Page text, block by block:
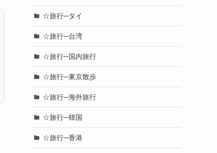
☆旅行─タイ
☆旅行─台湾
☆旅行─国内旅行
☆旅行─東京散歩
☆旅行─海外旅行
☆旅行─韓国
☆旅行─香港